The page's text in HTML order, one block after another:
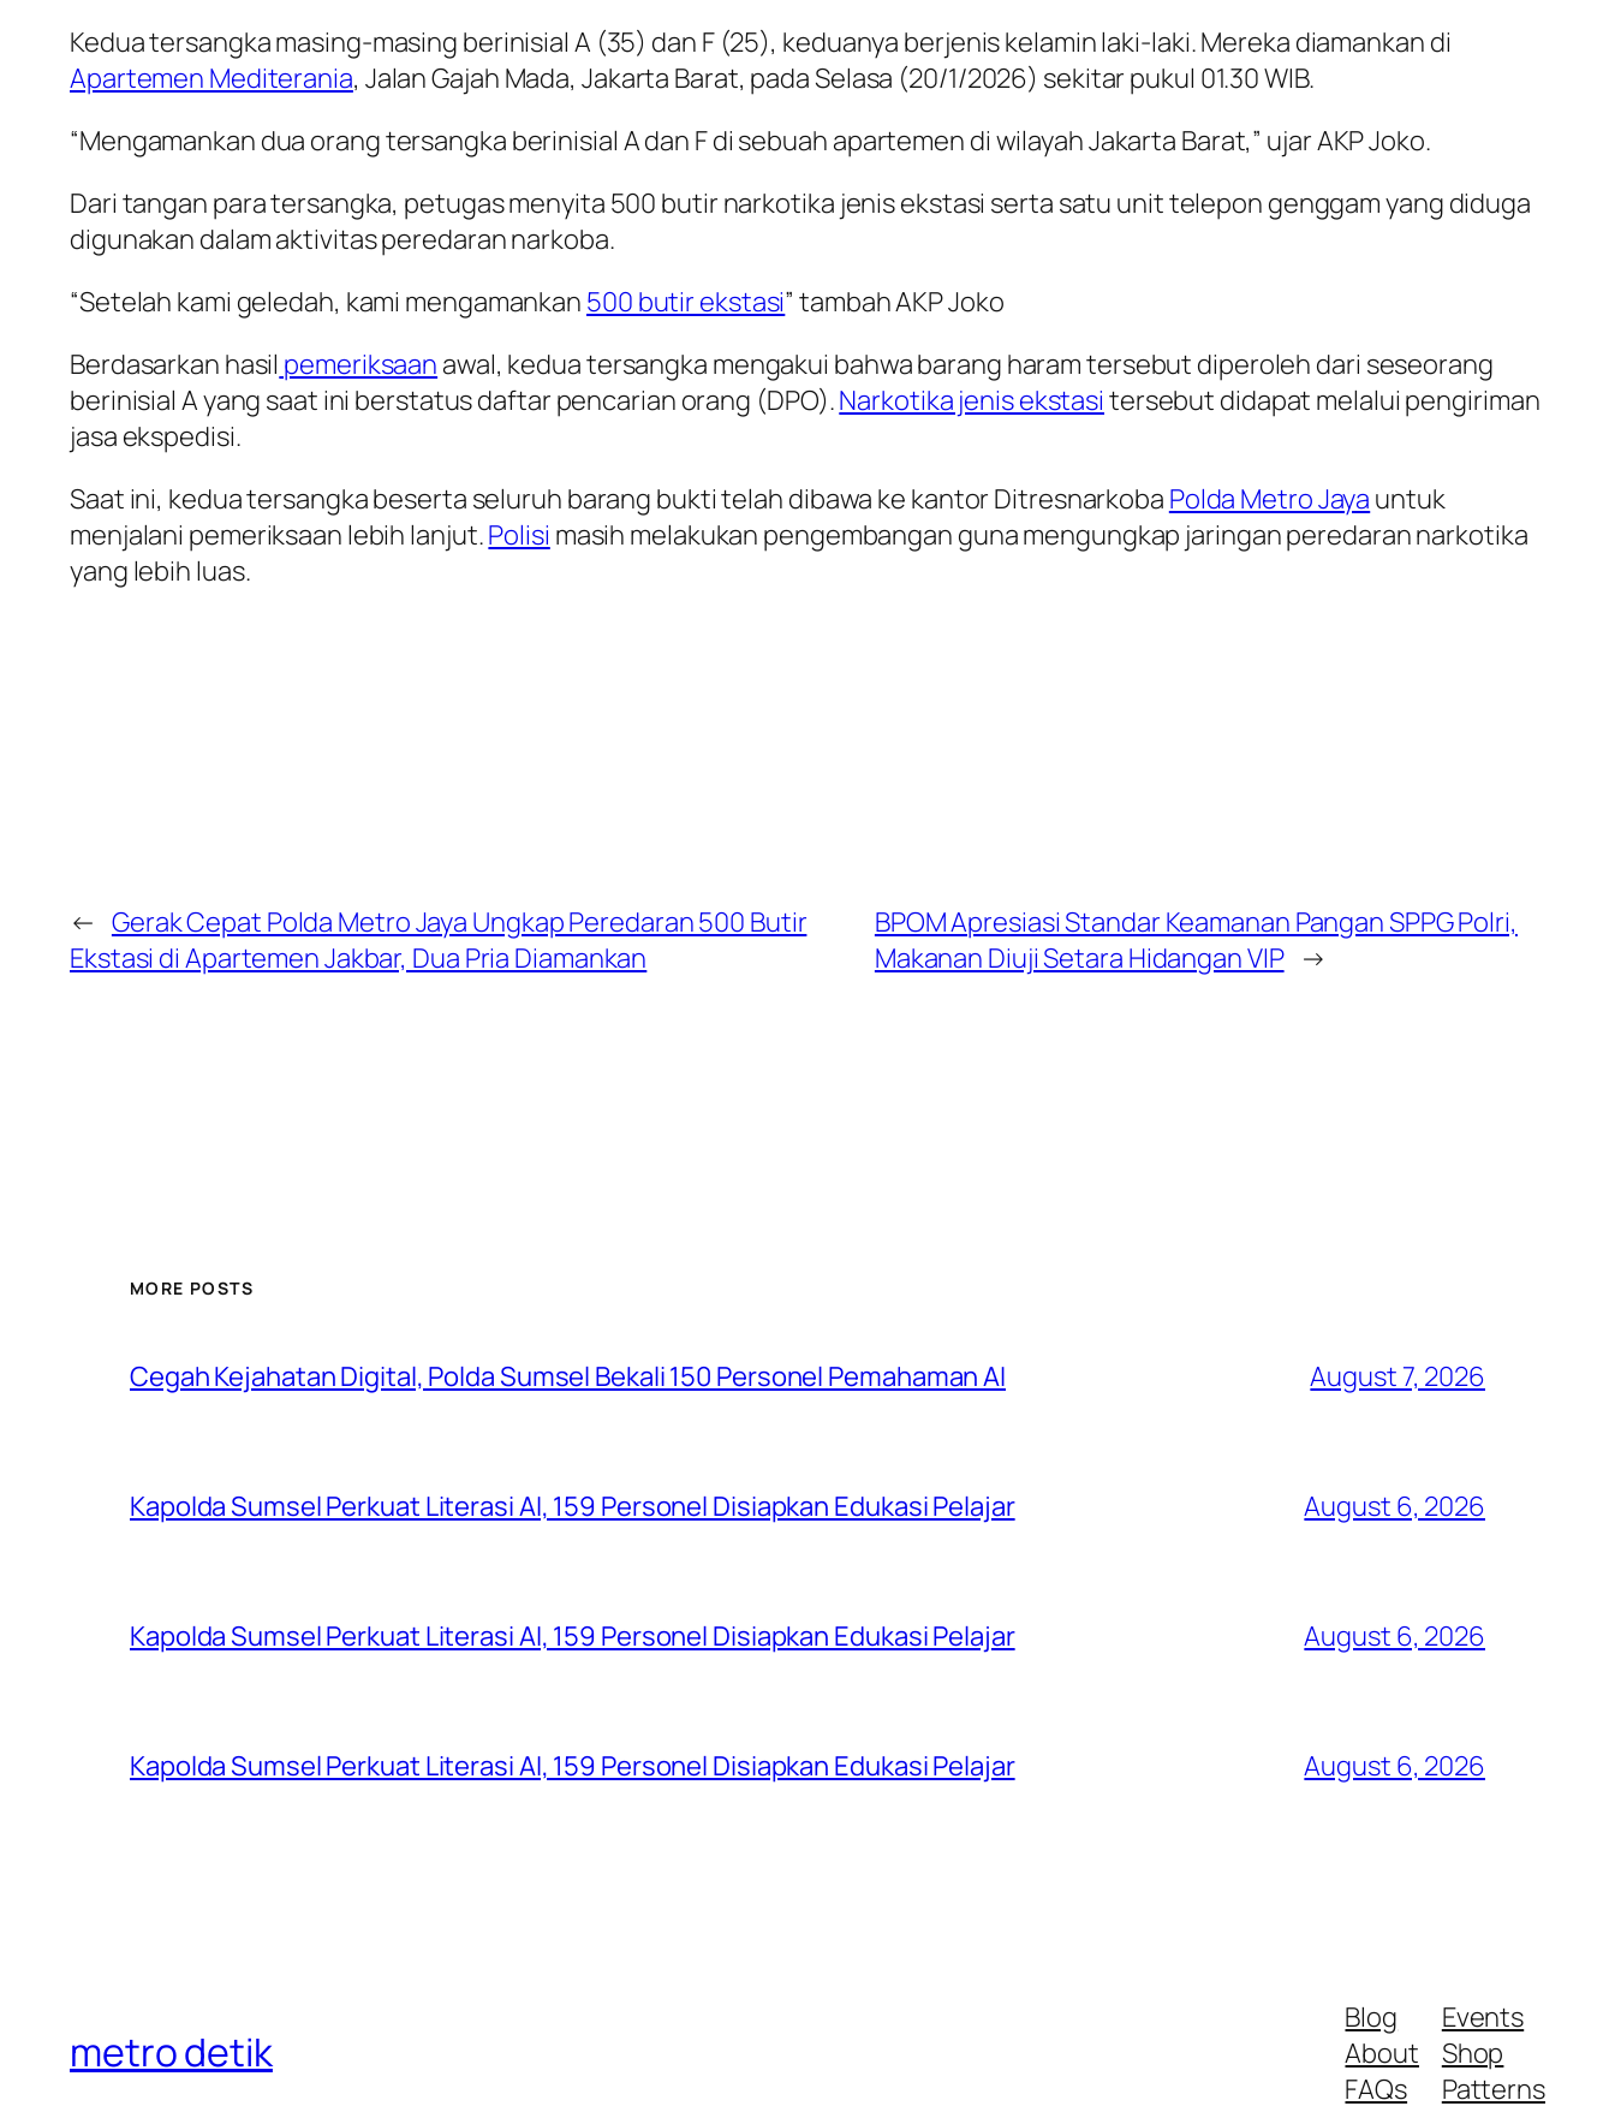
Kedua tersangka masing-masing berinisial A (35) dan F (25), keduanya berjenis kelamin laki-laki. Mereka diamankan di
Apartemen Mediterania, Jalan Gajah Mada, Jakarta Barat, pada Selasa (20/1/2026) sekitar pukul 01.30 WIB.
“Mengamankan dua orang tersangka berinisial A dan F di sebuah apartemen di wilayah Jakarta Barat,” ujar AKP Joko.
Dari tangan para tersangka, petugas menyita 500 butir narkotika jenis ekstasi serta satu unit telepon genggam yang diduga
digunakan dalam aktivitas peredaran narkoba.
“Setelah kami geledah, kami mengamankan 500 butir ekstasi” tambah AKP Joko
Berdasarkan hasil pemeriksaan awal, kedua tersangka mengakui bahwa barang haram tersebut diperoleh dari seseorang
berinisial A yang saat ini berstatus daftar pencarian orang (DPO).Narkotika jenis ekstasi tersebut didapat melalui pengiriman
jasa ekspedisi.
Saat ini, kedua tersangka beserta seluruh barang bukti telah dibawa ke kantor Ditresnarkoba Polda Metro Jaya untuk
menjalani pemeriksaan lebih lanjut.Polisi masih melakukan pengembangan guna mengungkap jaringan peredaran narkotika
yang lebih luas.
← Gerak Cepat Polda Metro Jaya Ungkap Peredaran 500 Butir
Ekstasi di Apartemen Jakbar, Dua Pria Diamankan
BPOM Apresiasi Standar Keamanan Pangan SPPG Polri,
Makanan Diuji Setara Hidangan VIP →
MORE POSTS
Cegah Kejahatan Digital, Polda Sumsel Bekali 150 Personel Pemahaman AI August 7, 2026
Kapolda Sumsel Perkuat Literasi AI, 159 Personel Disiapkan Edukasi Pelajar August 6, 2026
Kapolda Sumsel Perkuat Literasi AI, 159 Personel Disiapkan Edukasi Pelajar August 6, 2026
Kapolda Sumsel Perkuat Literasi AI, 159 Personel Disiapkan Edukasi Pelajar August 6, 2026
metro detik
Blog
About
FAQs
Events
Shop
Patterns